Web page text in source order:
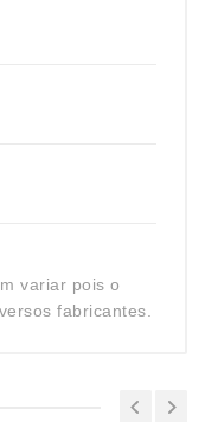
variar pois o
fabricantes.